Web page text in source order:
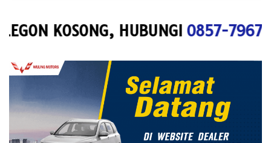
KOSONG, HUBUNGI 0857-7967-